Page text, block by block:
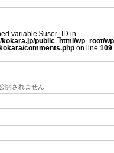
variable $user_ID in
public_html/wp_root/
comments.phpon line 109
開されません